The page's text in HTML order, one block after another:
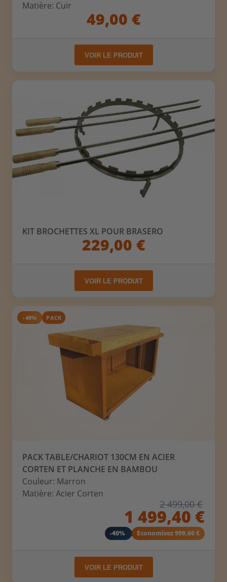
Matière: Cuir
49,00 €
VOIR LE PRODUIT
KIT BROCHETTES XL POUR BRASERO
229,00 €
VOIR LE PRODUIT
-40% PACK
PACK TABLE/CHARIOT 130CM EN ACIER
CORTEN ET PLANCHE EN BAMBOU
Couleur: Marron
Matière: Acier Corten
2 499,00 €
1 499,40 €
-40% Economisez 999,60 €
VOIR LE PRODUIT